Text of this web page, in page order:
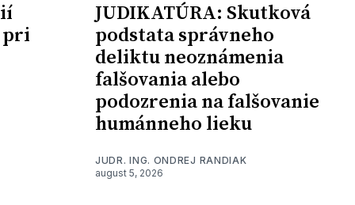
pri
JUDIKATÚRA: Skutková
podstata správneho
deliktu neoznámenia
falšovania alebo
podozrenia na falšovanie
humánneho lieku
JUDR. ING. ONDREJ RANDIAK
august 5, 2026